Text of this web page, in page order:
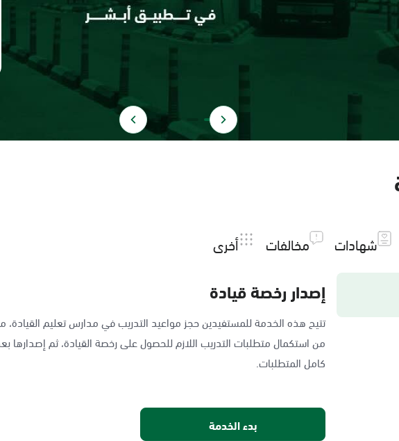
شهادات مخالفات أخرى
إصدار رخصة قيادة
تتيح هذه الخدمة للمستفيدين حجز مواعيد التدريب في مدارس تعليم القيادة،
من استكمال متطلبات التدريب اللازم للحصول على رخصة القيادة، ثم إصدارها
كامل المتطلبات.
بدء الخدمة